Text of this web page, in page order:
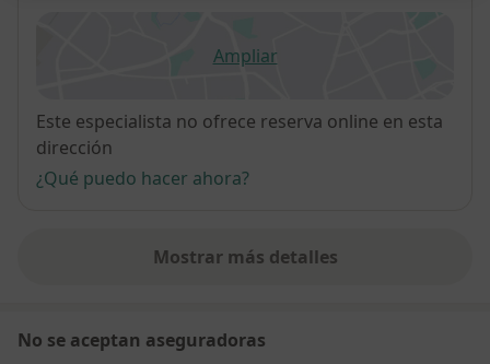
Ampliarse abre en una nueva
Disponibilidad
Este especialista no ofrece reserva online en esta
dirección
¿Qué puedo hacer ahora?
Mostrar más detalles
sobre la dirección
No se aceptan aseguradoras